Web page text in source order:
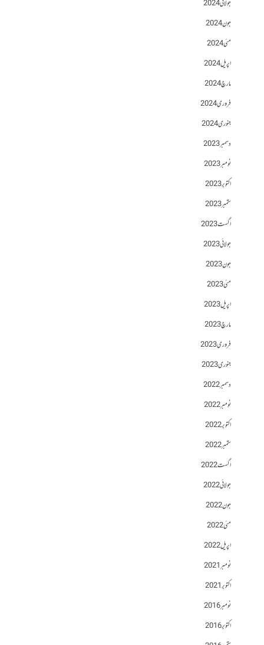
جولائی 2024
جون 2024
مئی 2024
اپریل 2024
مارچ 2024
فروری 2024
جنوری 2024
دسمبر 2023
نومبر 2023
اکتوبر 2023
ستمبر 2023
اگست 2023
جولائی 2023
جون 2023
مئی 2023
اپریل 2023
مارچ 2023
فروری 2023
جنوری 2023
دسمبر 2022
نومبر 2022
اکتوبر 2022
ستمبر 2022
اگست 2022
جولائی 2022
جون 2022
مئی 2022
اپریل 2022
نومبر 2021
اکتوبر 2021
نومبر 2016
اکتوبر 2016